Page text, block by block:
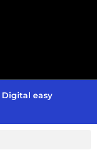
Digital easy